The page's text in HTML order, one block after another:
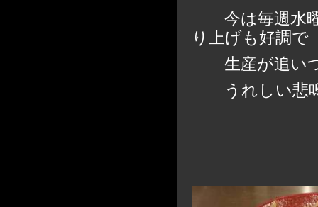
今は毎週水
り上げも好調で
生産が追い
うれしい悲